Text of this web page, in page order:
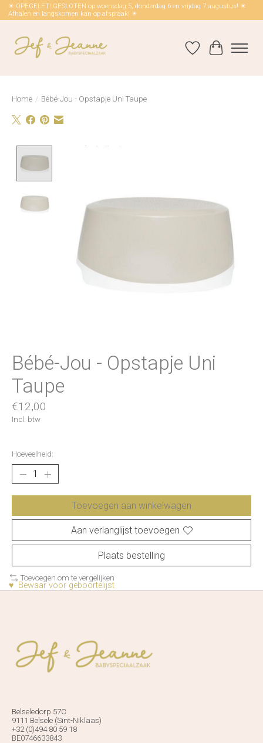
☀ OPEGELET! GESLOTEN op woensdag 5, donderdag 6 en vrijdag 7 augustus! ☀
Afhalen en langskomen kan op afspraak! ☀
Verlanglijst
Home / Bébé-Jou - Opstapje Uni Taupe
Bébé-Jou - Opstapje Uni
Taupe
€12,00
Incl. btw
Hoeveelheid:
Toevoegen aan winkelwagen
Aan verlanglijst toevoegen
Plaats bestelling
Toevoegen om te vergelijken
♥ Bewaar voor geboortelijst
Belseledorp 57C
9111 Belsele (Sint-Niklaas)
+32 (0)494 80 59 18
BE0746633843